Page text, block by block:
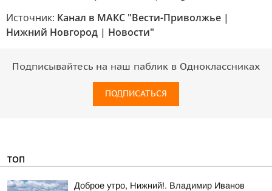
Источник: Канал в МАКС "Вести-Приволжье |
Нижний Новгород | Новости"
Подписывайтесь на наш паблик в Одноклассниках
ПОДПИСАТЬСЯ
ТОП
Доброе утро, Нижний!. Владимир Иванов